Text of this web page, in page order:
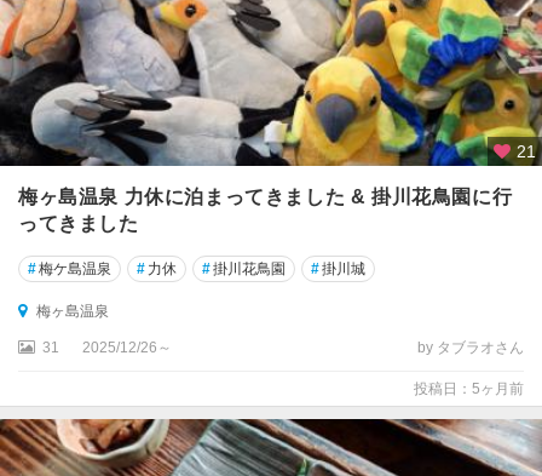
清
水
・
焼
津
・
藤
枝
殿
・
三
沼
津
21
梅ヶ島温泉 力休に泊まってきました & 掛川花鳥園に行
ってきました
#梅ケ島温泉 # 力休 #掛川花鳥園 #掛川城
梅ヶ島温泉
31 2025/12/26～ by タブラオさん
投稿日：5ヶ月前